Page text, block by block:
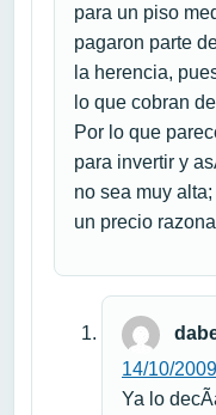
para un piso
pagaron parte
la herencia,
lo que cobran
Por lo que
para invertir y
no sea muy
un precio
14/10/
Ya lo